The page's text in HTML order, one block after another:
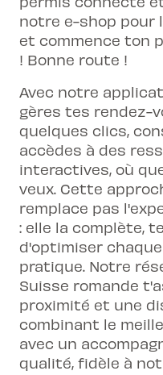
notre e-shop pour
et commence ton
! Bonne route !
Avec notre
gères tes rendez-
quelques clics,
accèdes à des
interactives, où
veux. Cette
remplace pas
: elle la complète,
d'optimiser
pratique. Notre
Suisse romande
proximité et une
combinant le
avec un
qualité, fidèle à